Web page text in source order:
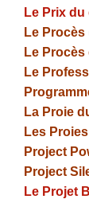
Le Prix
Le Procès
Le Procès
Le
La Proie
Les
Project
Project
Le Projet